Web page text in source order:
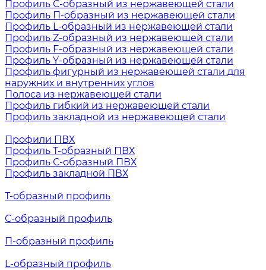
Профиль С-образный из нержавеющей стали
Профиль П-образный из нержавеющей стали
Профиль L-образный из нержавеющей стали
Профиль Z-образный из нержавеющей стали
Профиль F-образный из нержавеющей стали
Профиль Y-образный из нержавеющей стали
Профиль фигурный из нержавеющей стали для
наружних и внутренних углов
Полоса из нержавеющей стали
Профиль гибкий из нержавеющей стали
Профиль закладной из нержавеющей стали
Профили ПВХ
Профиль Т-образный ПВХ
Профиль С-образный ПВХ
Профиль закладной ПВХ
Т-образный профиль
С-образный профиль
П-образный профиль
L-образный профиль